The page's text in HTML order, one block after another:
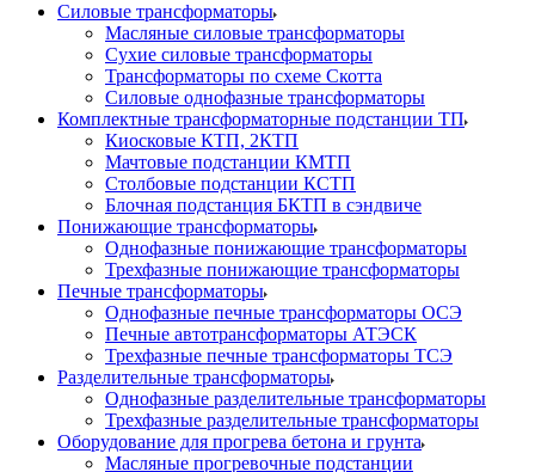
Силовые трансформаторы
Масляные силовые трансформаторы
Сухие силовые трансформаторы
Трансформаторы по схеме Скотта
Силовые однофазные трансформаторы
Комплектные трансформаторные подстанции ТП
Киосковые КТП, 2КТП
Мачтовые подстанции КМТП
Столбовые подстанции КСТП
Блочная подстанция БКТП в сэндвиче
Понижающие трансформаторы
Однофазные понижающие трансформаторы
Трехфазные понижающие трансформаторы
Печные трансформаторы
Однофазные печные трансформаторы ОСЭ
Печные автотрансформаторы АТЭСК
Трехфазные печные трансформаторы ТСЭ
Разделительные трансформаторы
Однофазные разделительные трансформаторы
Трехфазные разделительные трансформаторы
Оборудование для прогрева бетона и грунта
Масляные прогревочные подстанции